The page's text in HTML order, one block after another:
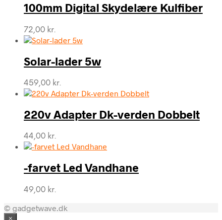
100mm Digital Skydelære Kulfiber
72,00 kr.
Solar-lader 5w
459,00 kr.
220v Adapter Dk-verden Dobbelt
44,00 kr.
-farvet Led Vandhane
49,00 kr.
© gadgetwave.dk
×